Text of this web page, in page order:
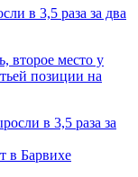
в 3,5 раза за два
второе место у
позиции на
в Барвихе